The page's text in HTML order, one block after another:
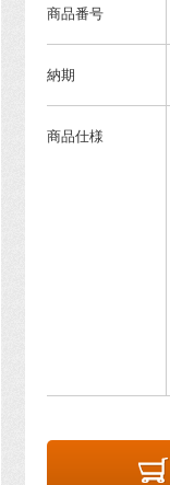
商品番号
納期
商品仕様